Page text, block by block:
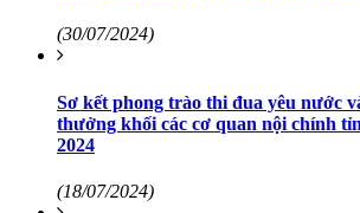
(30/07/2024)
Sơ kết phong trào thi đua yêu nước
thưởng khối các cơ quan nội chính
2024
(18/07/2024)